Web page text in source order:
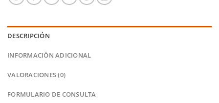
DESCRIPCIÓN
INFORMACIÓN ADICIONAL
VALORACIONES (0)
FORMULARIO DE CONSULTA